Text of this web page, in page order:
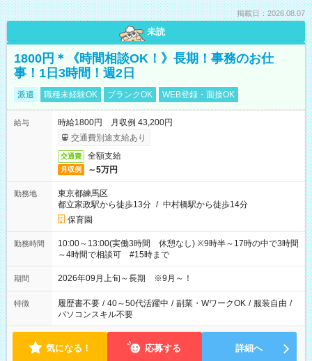
掲載日：2026.08.07
未読
1800円＊《時間相談OK！》長期！事務のお仕
事！1日3時間！週2日
派遣 職種未経験OK ブランクOK WEB登録・面接OK
給与
時給1800円 月収例 43,200円
交通費別途支給あり
交通費 全額支給
月収例 ～5万円
勤務地
東京都練馬区
都立家政駅から徒歩13分 / 中村橋駅から徒歩14分
保育園
勤務時間
10:00～13:00(実働3時間 休憩なし) ※9時半～17時の中で3時間
～4時間で相談可 #15時まで
期間 2026年09月上旬～長期 ※9月～！
特徴 履歴書不要 / 40～50代活躍中 / 副業・WワークOK / 服装自由 /
パソコンスキル不要
気になる！ 応募する 詳細へ